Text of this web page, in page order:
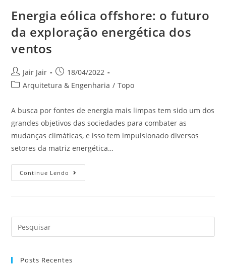
Energia eólica offshore: o futuro
da exploração energética dos
ventos
Jair Jair
18/04/2022
Arquitetura & Engenharia / Topo
A busca por fontes de energia mais limpas tem sido um dos
grandes objetivos das sociedades para combater as
mudanças climáticas, e isso tem impulsionado diversos
setores da matriz energética…
Continue Lendo
Posts Recentes